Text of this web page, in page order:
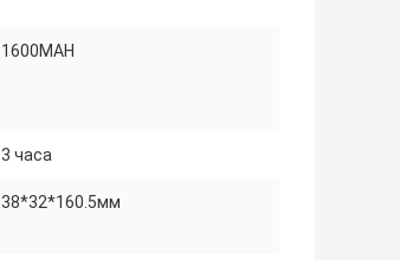
1600MAH
3 часа
38*32*160.5мм